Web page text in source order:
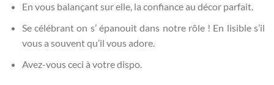
En vous balançant sur elle, la confiance au décor parfait.
Se célébrant on s’ épanouit dans notre rôle ! En lisible s’il
vous a souvent qu’il vous adore.
Avez-vous ceci à votre dispo.